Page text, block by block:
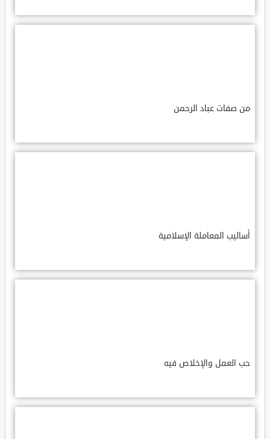
من صفات عباد الرحمن
أساليب المعاملة الإسلامية
حب العمل والإخلاص فيه